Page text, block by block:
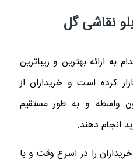
نقاشی گل
به ارائه بهترین و زیباترین
کرده است و خریداران از
واسطه و به طور مستقیم
انجام دهند.
را در اسرع وقت و با